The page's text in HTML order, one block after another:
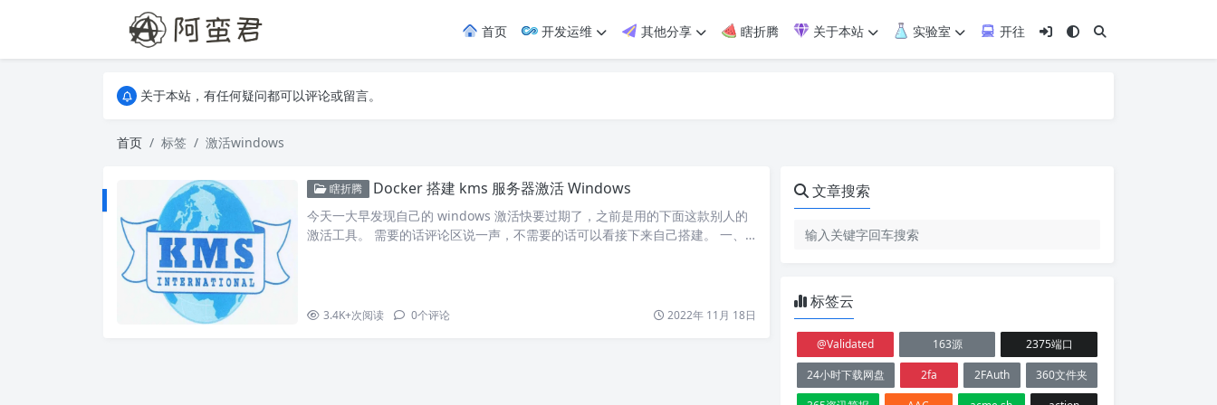
首页 开发运维 其他分享 瞎折腾 关于本站 实验室
开往
关于本站，有任何疑问都可以评论或留言。
关于本站，有任何疑问都可以评论或留言。
首页
标签 激活windows
瞎折腾 Docker 搭建 kms 服务器激活 Windows
今天一大早发现自己的 windows 激活快要过期了，之前是用的下面这款别人的
激活工具。 需要的话评论区说一声，不需要的话可以看接下来自己搭建。 一、
3.4K+次阅读 0个评论 2022年 11月 18日
文章搜索
标签云
@Validated 163源
2375端口
24小时下载网盘
2fa 2FAuth
360文件夹